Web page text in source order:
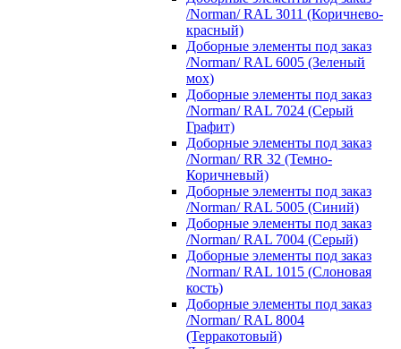
/Norman/ RAL 3011 (Коричнево-
красный)
Доборные элементы под заказ
/Norman/ RAL 6005 (Зеленый
мох)
Доборные элементы под заказ
/Norman/ RAL 7024 (Серый
Графит)
Доборные элементы под заказ
/Norman/ RR 32 (Темно-
Коричневый)
Доборные элементы под заказ
/Norman/ RAL 5005 (Синий)
Доборные элементы под заказ
/Norman/ RAL 7004 (Серый)
Доборные элементы под заказ
/Norman/ RAL 1015 (Слоновая
кость)
Доборные элементы под заказ
/Norman/ RAL 8004
(Терракотовый)